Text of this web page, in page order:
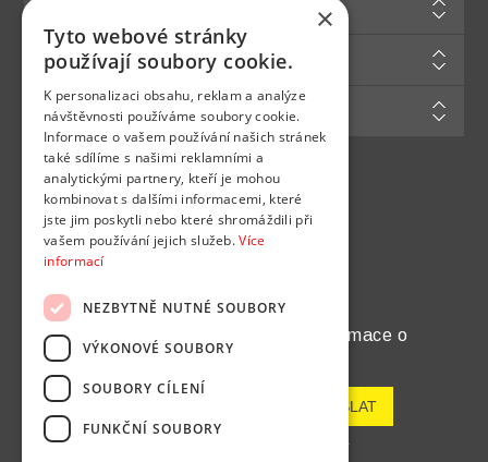
Zákaznická podpora
Můj účet
Najdete nás na
Chcete pravidelně dostávat informace o
novinkách a akcích?
Odhlásit odběr
×
Tyto webové stránky
používají soubory cookie.
K personalizaci obsahu, reklam a analýze
návštěvnosti používáme soubory cookie.
Informace o vašem používání našich stránek
také sdílíme s našimi reklamními a
analytickými partnery, kteří je mohou
kombinovat s dalšími informacemi, které
jste jim poskytli nebo které shromáždili při
vašem používání jejich služeb.Více
informací
NEZBYTNĚ NUTNÉ SOUBORY
VÝKONOVÉ SOUBORY
SOUBORY CÍLENÍ
FUNKČNÍ SOUBORY